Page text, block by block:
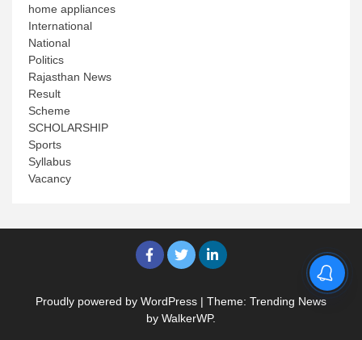
home appliances
International
National
Politics
Rajasthan News
Result
Scheme
SCHOLARSHIP
Sports
Syllabus
Vacancy
Proudly powered by WordPress | Theme: Trending News
by WalkerWP.